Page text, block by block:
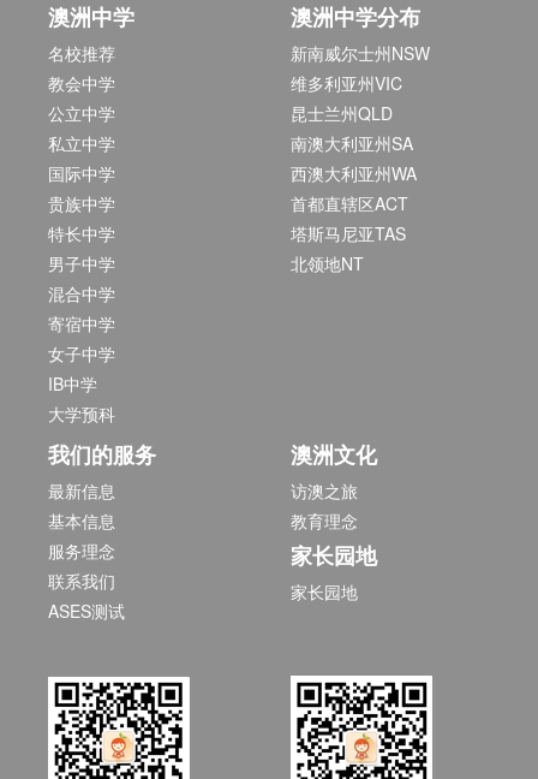
澳洲中学
名校推荐
教会中学
公立中学
私立中学
国际中学
贵族中学
特长中学
男子中学
混合中学
寄宿中学
女子中学
IB中学
大学预科
澳洲中学分布
新南威尔士州NSW
维多利亚州VIC
昆士兰州QLD
南澳大利亚州SA
西澳大利亚州WA
首都直辖区ACT
塔斯马尼亚TAS
北领地NT
我们的服务
最新信息
基本信息
服务理念
联系我们
ASES测试
澳洲文化
访澳之旅
教育理念
家长园地
家长园地